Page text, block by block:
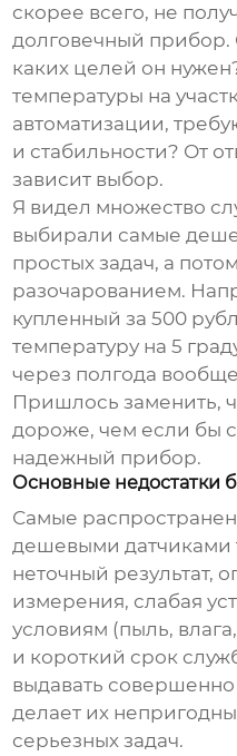
скорее всего, не
долговечный прибор.
каких целей он
температуры на
автоматизации,
и стабильности? От
зависит выбор.
Я видел множество
выбирали самые
простых задач, а
разочарованием.
купленный за 500
температуру на 5
через полгода
Пришлось заменить,
дороже, чем если бы
надежный прибор.
Основные недостатки
Самые
дешевыми датчиками
неточный результат,
измерения, слабая
условиям (пыль,
и короткий срок
выдавать
делает их
серьезных задач.